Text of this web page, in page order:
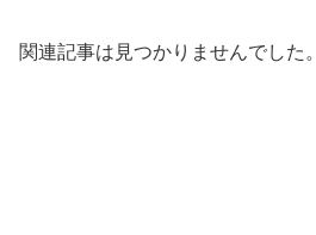
関連記事は見つかりませんでした。